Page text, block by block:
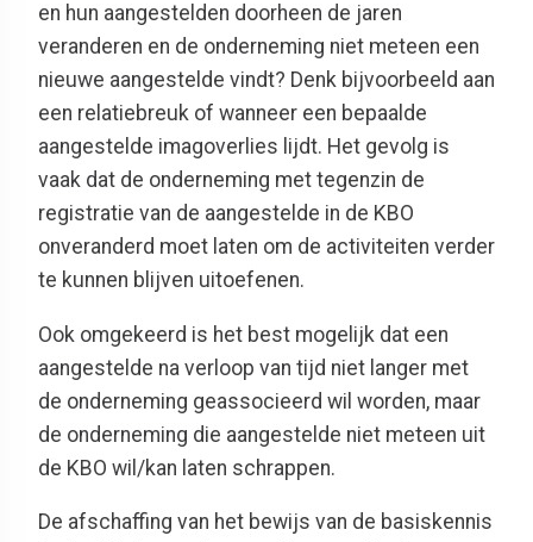
en hun aangestelden doorheen de jaren
veranderen en de onderneming niet meteen een
nieuwe aangestelde vindt? Denk bijvoorbeeld aan
een relatiebreuk of wanneer een bepaalde
aangestelde imagoverlies lijdt. Het gevolg is
vaak dat de onderneming met tegenzin de
registratie van de aangestelde in de KBO
onveranderd moet laten om de activiteiten verder
te kunnen blijven uitoefenen.
Ook omgekeerd is het best mogelijk dat een
aangestelde na verloop van tijd niet langer met
de onderneming geassocieerd wil worden, maar
de onderneming die aangestelde niet meteen uit
de KBO wil/kan laten schrappen.
De afschaffing van het bewijs van de basiskennis